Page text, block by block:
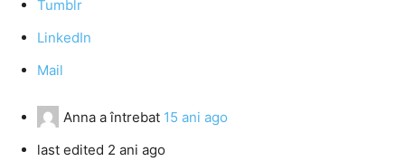
Tumblr
LinkedIn
Mail
Anna a întrebat 15 ani ago
last edited 2 ani ago